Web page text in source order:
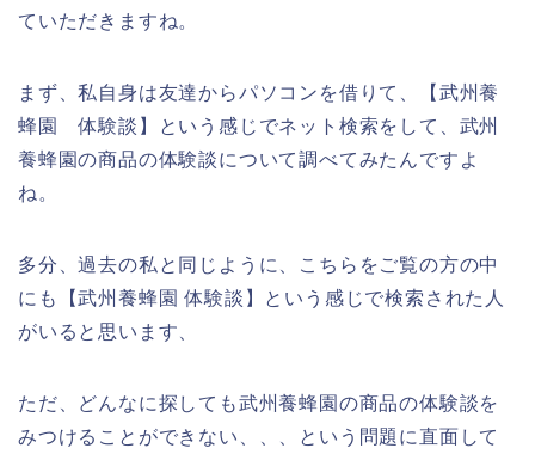
ていただきますね。
まず、私自身は友達からパソコンを借りて、【武州養
蜂園 体験談】という感じでネット検索をして、武州
養蜂園の商品の体験談について調べてみたんですよ
ね。
多分、過去の私と同じように、こちらをご覧の方の中
にも【武州養蜂園 体験談】という感じで検索された人
がいると思います、
ただ、どんなに探しても武州養蜂園の商品の体験談を
みつけることができない、、、という問題に直面して